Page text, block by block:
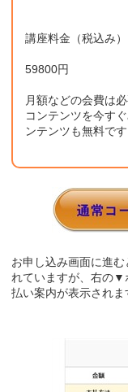
講座料金（税込み）
59800円
月額などの会費は
コンテンツを今す
ンテンツも無料です
お申し込み画面に進
れていますが、右の▼
払い案内が表示されま